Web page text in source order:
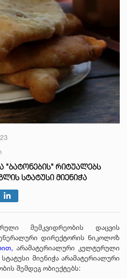
"ᲑᲐᲢᲝᲜᲔᲑᲘᲡ" ᲠᲘᲢᲣᲐᲚᲔᲑᲡ
ᲡᲢᲐᲢᲣᲡᲘ ᲛᲘᲔᲜᲘᲭᲐ
მემკვიდრეობის დაცვის
დირექტორის ნიკოლოზ
არამატერიალური კულტურული
მიენიჭა არამატერიალური
შემდეგ ობიექტებს: